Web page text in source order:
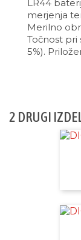
LR44
merjenja
Merilno
Točnost pri
5%).
2 DRUGI